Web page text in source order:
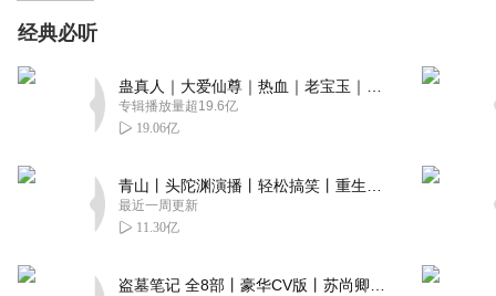
经典必听
专辑播放量超19.6亿
19.06亿
最近一周更新
11.30亿